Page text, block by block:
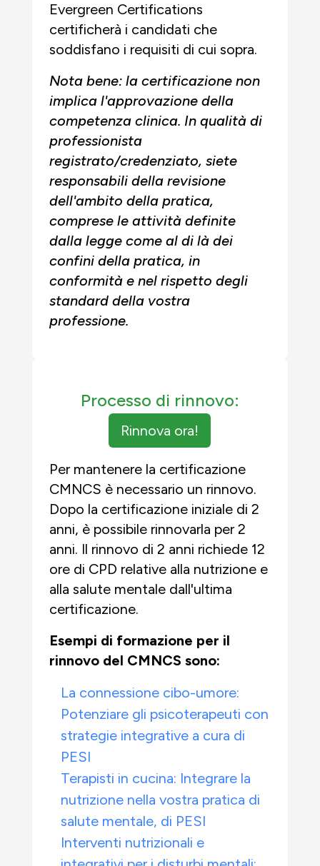
Evergreen Certifications
certificherà i candidati che
soddisfano i requisiti di cui sopra.
Nota bene: la certificazione non
implica l'approvazione della
competenza clinica. In qualità di
professionista
registrato/credenziato, siete
responsabili della revisione
dell'ambito della pratica,
comprese le attività definite
dalla legge come al di là dei
confini della pratica, in
conformità e nel rispetto degli
standard della vostra
professione.
Processo di rinnovo:
Rinnova ora!
Per mantenere la certificazione
CMNCS è necessario un rinnovo.
Dopo la certificazione iniziale di 2
anni, è possibile rinnovarla per 2
anni. Il rinnovo di 2 anni richiede 12
ore di CPD relative alla nutrizione e
alla salute mentale dall'ultima
certificazione.
Esempi di formazione per il
rinnovo del CMNCS sono:
La connessione cibo-umore:
Potenziare gli psicoterapeuti con
strategie integrative a cura di
PESI
Terapisti in cucina: Integrare la
nutrizione nella vostra pratica di
salute mentale, di PESI
Interventi nutrizionali e